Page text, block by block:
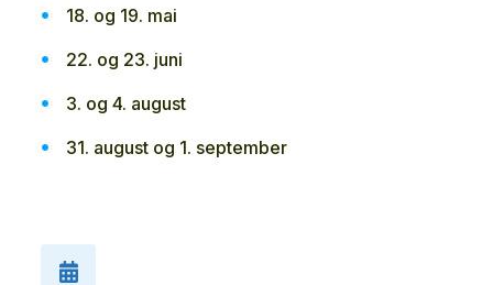
18. og 19. mai
22. og 23. juni
3. og 4. august
31. august og 1. september